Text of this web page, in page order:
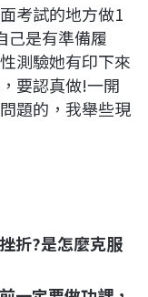
考試的地方做1
己是有準備履
測驗她有印下來
要認真做!一開
題的，我舉些現
折?是怎麼克服